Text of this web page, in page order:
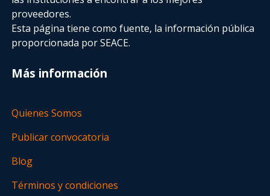
proveedores.
Esta página tiene como fuente, la información pública
proporcionada por SEACE.
Más información
Quienes Somos
Publicar convocatoria
Blog
Términos y condiciones